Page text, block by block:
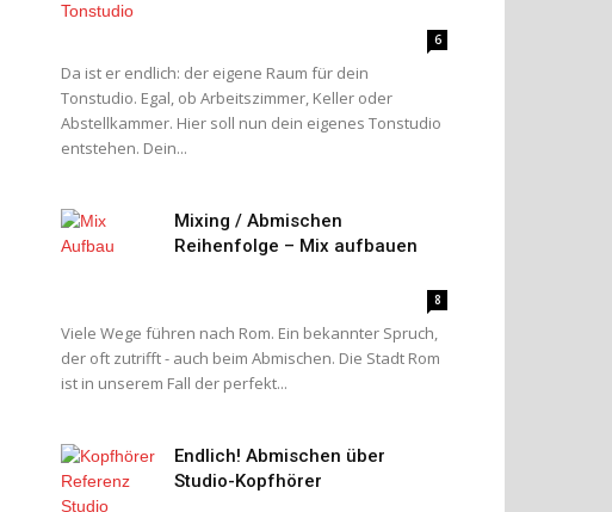
6
Da ist er endlich: der eigene Raum für dein
Tonstudio. Egal, ob Arbeitszimmer, Keller oder
Abstellkammer. Hier soll nun dein eigenes Tonstudio
entstehen. Dein...
Mixing / Abmischen
Reihenfolge – Mix aufbauen
8
Viele Wege führen nach Rom. Ein bekannter Spruch,
der oft zutrifft - auch beim Abmischen. Die Stadt Rom
ist in unserem Fall der perfekt...
Endlich! Abmischen über
Studio-Kopfhörer